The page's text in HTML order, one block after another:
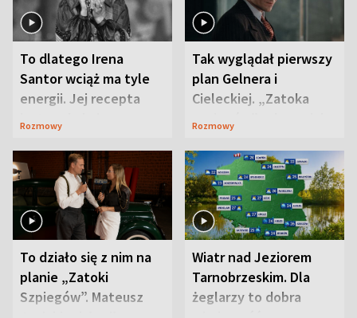
To dlatego Irena
Santor wciąż ma tyle
energii. Jej recepta
jest zaskakująco
Rozmowy
Tak wyglądał pierwszy
plan Gelnera i
Cieleckiej. „Zatoka
szpiegów” od razu ich
Rozmowy
To działo się z nim na
planie „Zatoki
Szpiegów”. Mateusz
Wiatr nad Jeziorem
Tarnobrzeskim. Dla
żeglarzy to dobra